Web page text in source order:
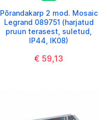
Põrandakarp 2 mod. Mosaic
Legrand 089751 (harjatud
pruun terasest, suletud,
IP44, IK08)
€ 59,13